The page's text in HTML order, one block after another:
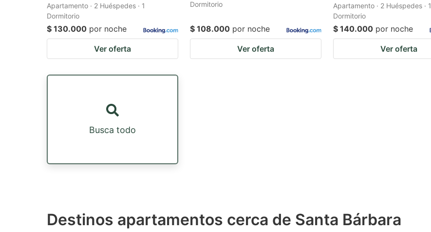
Apartamento · 2 Huéspedes · 1
Dormitorio
$ 130.000 por noche
Ver oferta
Dormitorio
$ 108.000 por noche
Ver oferta
Apartamento · 2 Huéspedes · 1
Dormitorio
$ 140.000 por noche
Ver oferta
Busca todo
Destinos apartamentos cerca de Santa Bárbara